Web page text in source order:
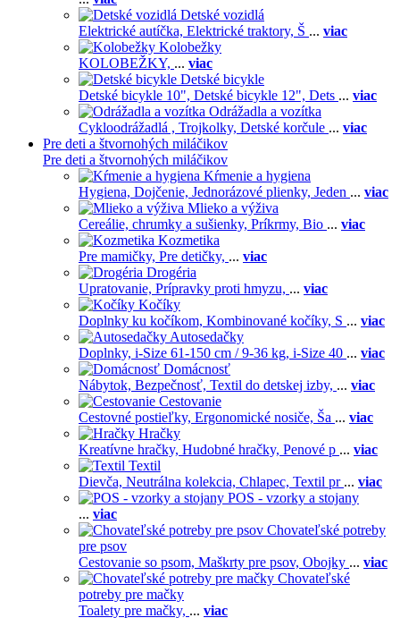
Detské vozidlá
Elektrické autíčka, Elektrické traktory, Š ... viac
Kolobežky
KOLOBEŽKY, ... viac
Detské bicykle
Detské bicykle 10", Detské bicykle 12", Dets ... viac
Odrážadla a vozítka
Cykloodrážadlá , Trojkolky, Detské korčule ... viac
Pre deti a štvornohých miláčikov
Pre deti a štvornohých miláčikov
Kŕmenie a hygiena
Hygiena, Dojčenie, Jednorázové plienky, Jeden ... viac
Mlieko a výživa
Cereálie, chrumky a sušienky, Príkrmy, Bio ... viac
Kozmetika
Pre mamičky, Pre detičky, ... viac
Drogéria
Upratovanie, Prípravky proti hmyzu, ... viac
Kočíky
Doplnky ku kočíkom, Kombinované kočíky, S ... viac
Autosedačky
Doplnky, i-Size 61-150 cm / 9-36 kg, i-Size 40 ... viac
Domácnosť
Nábytok, Bezpečnosť, Textil do detskej izby, ... viac
Cestovanie
Cestovné postieľky, Ergonomické nosiče, Ša ... viac
Hračky
Kreatívne hračky, Hudobné hračky, Penové p ... viac
Textil
Dievča, Neutrálna kolekcia, Chlapec, Textil pr ... viac
POS - vzorky a stojany
... viac
Chovateľské potreby
pre psov
Cestovanie so psom, Maškrty pre psov, Obojky ... viac
Chovateľské
potreby pre mačky
Toalety pre mačky, ... viac